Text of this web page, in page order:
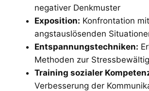
negativer Denkmuster
Exposition: Konfrontation mit
angstauslösenden
Entspannungstechniken:
Methoden zur
Training sozialer
Verbesserung der